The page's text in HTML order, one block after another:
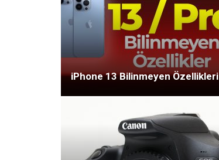
iPhone 13 Bilinmeyen Özellikleri